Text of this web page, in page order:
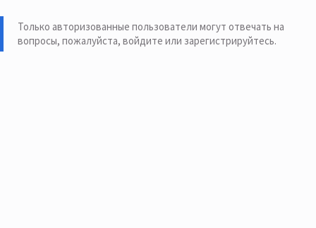
Только авторизованные пользователи могут отвечать на
вопросы, пожалуйста, войдите или зарегистрируйтесь.